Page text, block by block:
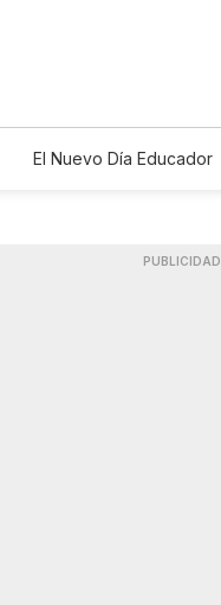
El Nuevo Día Educador
PUBLICIDAD